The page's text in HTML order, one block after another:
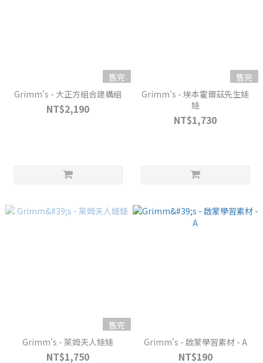
售完
Grimm's - 大正方組合建構組
NT$2,190
售完
Grimm's - 埃本霍爾茲先生娃
娃
NT$1,730
售完
Grimm's - 萊姆夫人娃娃
NT$1,750
Grimm's - 啟蒙學習素材 - A
NT$190